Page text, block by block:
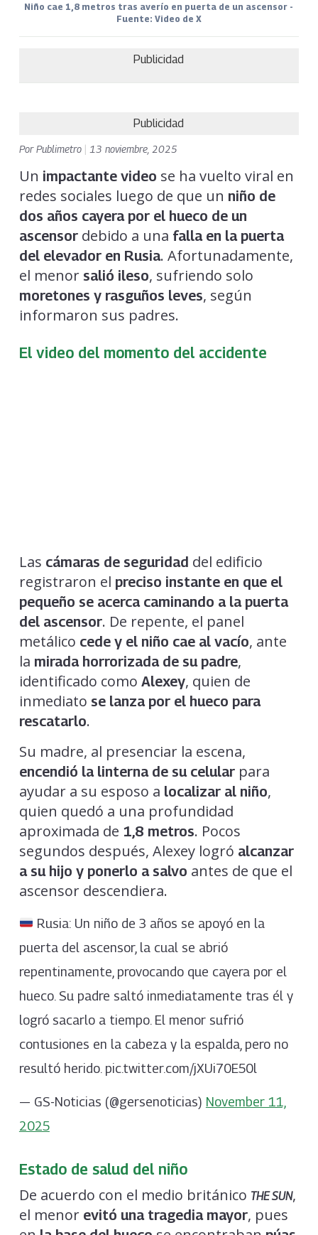
Niño cae 1,8 metros tras averío en puerta de un ascensor -
Fuente: Video de X
Publicidad
Publicidad
PorPublimetro 13 noviembre, 2025
Un impactante video se ha vuelto viral en
redes sociales luego de que un niño de
dos años cayera por el hueco de un
ascensordebido a una falla en la puerta
del elevador en Rusia. Afortunadamente,
el menor salió ileso, sufriendo solo
moretones y rasguños leves, según
informaron sus padres.
El video del momento del accidente
Las cámaras de seguridad del edificio
registraron el preciso instante en que el
pequeño se acerca caminando a la puerta
del ascensor. De repente, el panel
metálico cede y el niño cae al vacío, ante
la mirada horrorizada de su padre,
identificado como Alexey, quien de
inmediato se lanza por el hueco para
rescatarlo.
Su madre, al presenciar la escena,
encendió la linterna de su celularpara
ayudar a su esposo a localizar al niño,
quien quedó a una profundidad
aproximada de 1,8 metros. Pocos
segundos después, Alexey logró alcanzar
a su hijo y ponerlo a salvo antes de que el
ascensor descendiera.
Rusia: Un niño de 3 años se apoyó en la
puerta del ascensor, la cual se abrió
repentinamente, provocando que cayera por el
hueco. Su padre saltó inmediatamente tras él y
logró sacarlo a tiempo. El menor sufrió
contusiones en la cabeza y la espalda, pero no
resultó herido. pic.twitter.com/jXUi70E50l
— GS-Noticias (@gersenoticias) November 11,
2025
Estado de salud del niño
De acuerdo con el medio británico THE SUN,
el menor evitó una tragedia mayor, pues